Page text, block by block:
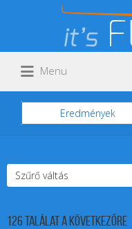
Keresés:
Menu
Eredmények
Szűrő váltás
126Találat a következőre